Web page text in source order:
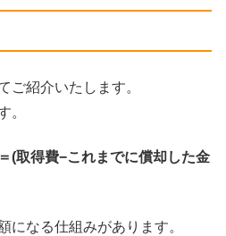
ご紹介いたします。
。
(取得費−これまでに償却した金
になる仕組みがあります。